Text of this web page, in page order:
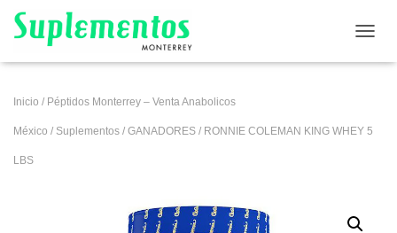
Inicio / Péptidos Monterrey – Venta Anabolicos
México / Suplementos / GANADORES / RONNIE COLEMAN KING WHEY 5
LBS